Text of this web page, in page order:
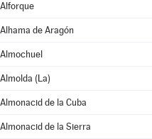
Alforque
Alhama de Aragón
Almochuel
Almolda (La)
Almonacid de la Cuba
Almonacid de la Sierra